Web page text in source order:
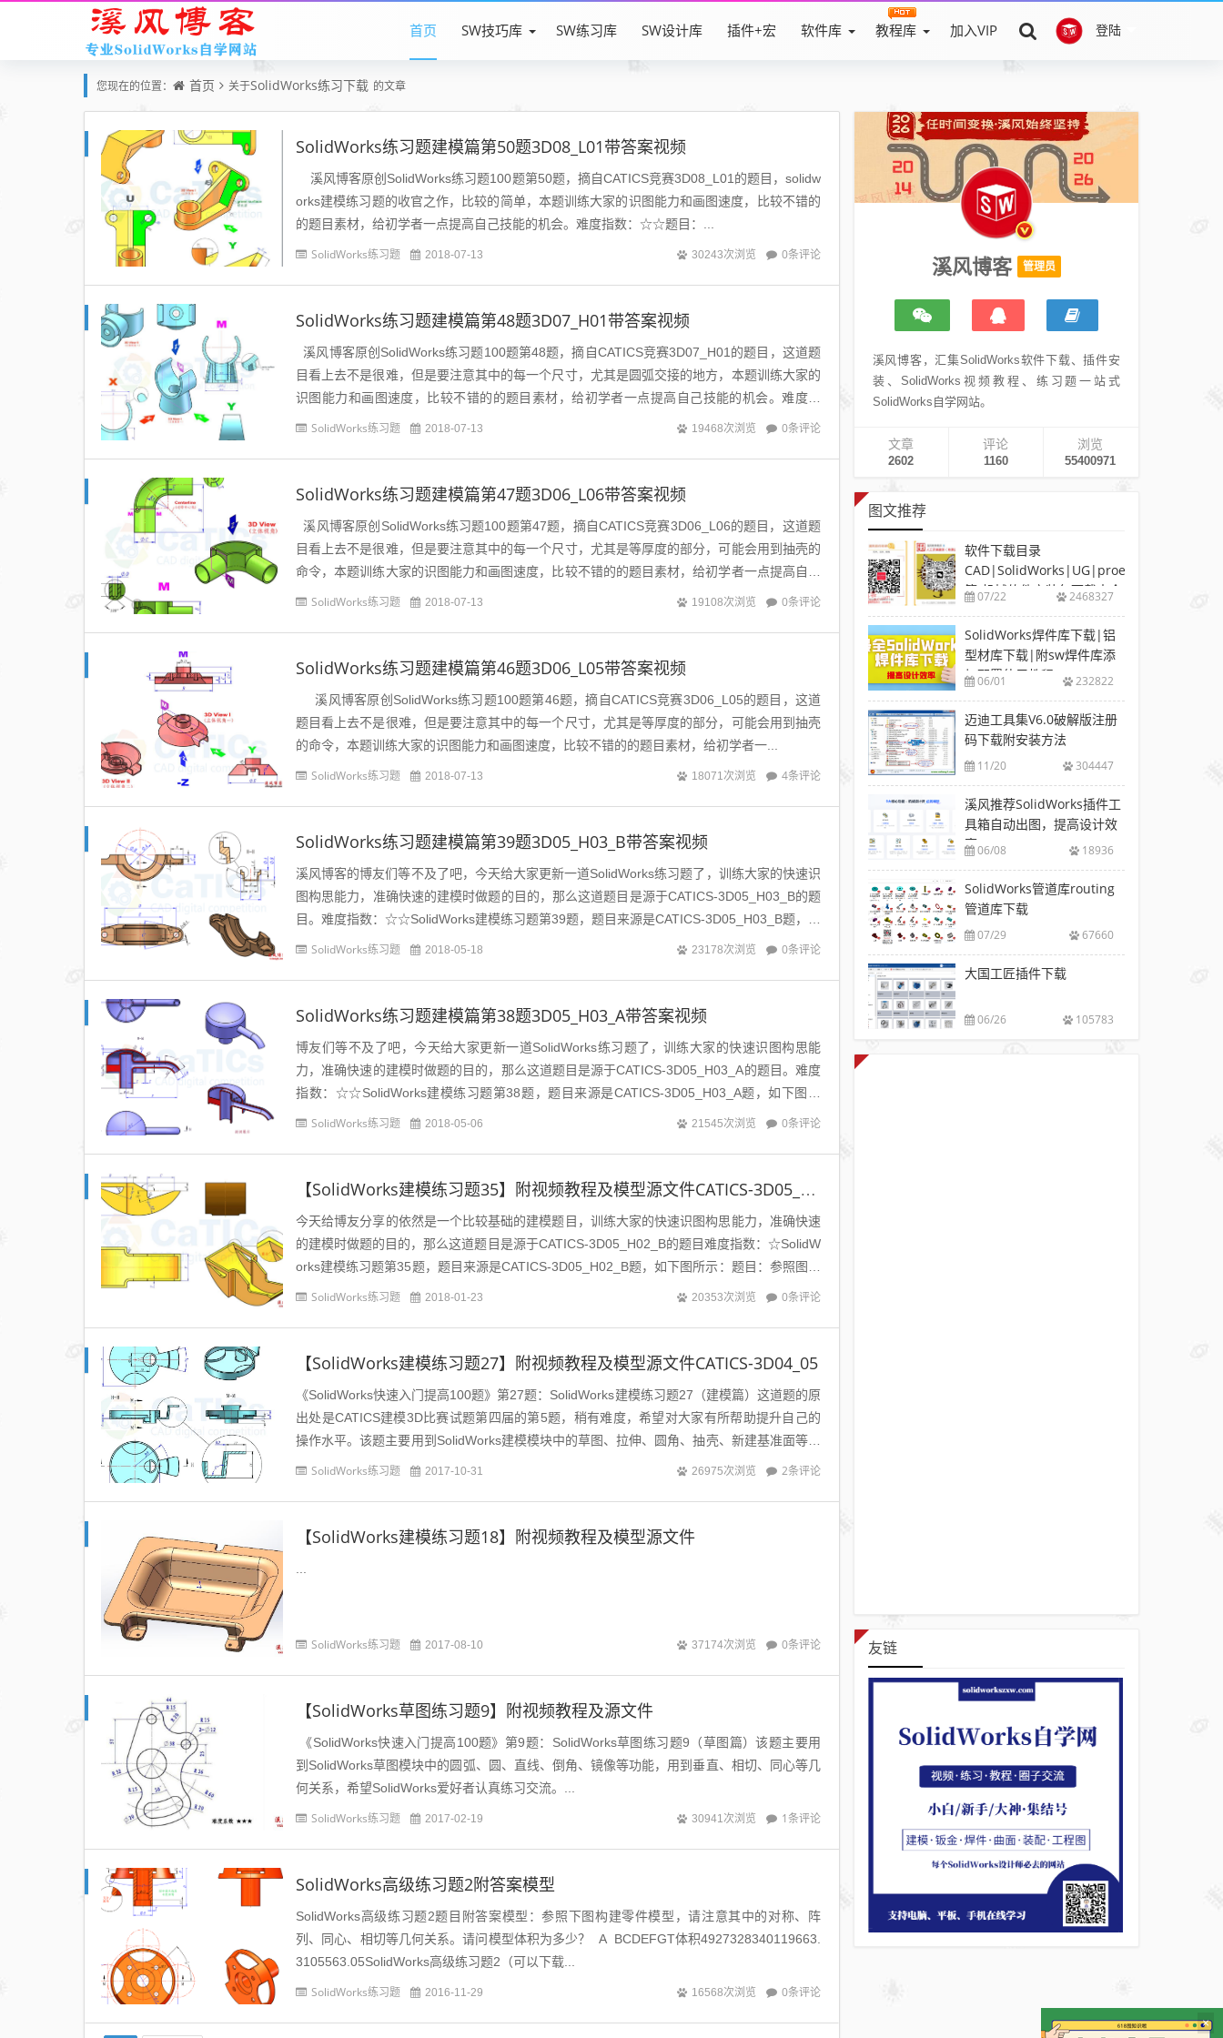
登陆
首页 SW技巧库 SW练习库 SW设计库 插件+宏 软件库 教程库 加入VIP
您现在的位置： 首页 关于SolidWorks练习下载 的文章
SolidWorks练习题建模篇第50题3D08_L01带答案视频
溪风博客原创SolidWorks练习题100题第50题，摘自CATICS竞赛3D08_L01的题目，solidw
orks建模练习题的收官之作，比较的简单，本题训练大家的识图能力和画图速度，比较不错的
的题目素材，给初学者一点提高自己技能的机会。难度指数：☆☆题目：...
SolidWorks练习题 2018-07-13 30243次浏览 0条评论
SolidWorks练习题建模篇第48题3D07_H01带答案视频
溪风博客原创SolidWorks练习题100题第48题，摘自CATICS竞赛3D07_H01的题目，这道题
目看上去不是很难，但是要注意其中的每一个尺寸，尤其是圆弧交接的地方，本题训练大家的
识图能力和画图速度，比较不错的的题目素材，给初学者一点提高自己技能的机会。难度指
数：☆☆...
SolidWorks练习题 2018-07-13 19468次浏览 0条评论
SolidWorks练习题建模篇第47题3D06_L06带答案视频
溪风博客原创SolidWorks练习题100题第47题，摘自CATICS竞赛3D06_L06的题目，这道题
目看上去不是很难，但是要注意其中的每一个尺寸，尤其是等厚度的部分，可能会用到抽壳的
命令，本题训练大家的识图能力和画图速度，比较不错的的题目素材，给初学者一点提高自己
技能的...
SolidWorks练习题 2018-07-13 19108次浏览 0条评论
SolidWorks练习题建模篇第46题3D06_L05带答案视频
溪风博客原创SolidWorks练习题100题第46题，摘自CATICS竞赛3D06_L05的题目，这道
题目看上去不是很难，但是要注意其中的每一个尺寸，尤其是等厚度的部分，可能会用到抽壳
的命令，本题训练大家的识图能力和画图速度，比较不错的的题目素材，给初学者一...
SolidWorks练习题 2018-07-13 18071次浏览 4条评论
SolidWorks练习题建模篇第39题3D05_H03_B带答案视频
溪风博客的博友们等不及了吧，今天给大家更新一道SolidWorks练习题了，训练大家的快速识
图构思能力，准确快速的建模时做题的目的，那么这道题目是源于CATICS-3D05_H03_B的题
目。难度指数：☆☆SolidWorks建模练习题第39题，题目来源是CATICS-3D05_H03_B题，如
下图...SolidWorks练习题 2018-05-18 23178次浏览 0条评论
SolidWorks练习题建模篇第38题3D05_H03_A带答案视频
博友们等不及了吧，今天给大家更新一道SolidWorks练习题了，训练大家的快速识图构思能
力，准确快速的建模时做题的目的，那么这道题目是源于CATICS-3D05_H03_A的题目。难度
指数：☆☆SolidWorks建模练习题第38题，题目来源是CATICS-3D05_H03_A题，如下图所
示：题目...
SolidWorks练习题 2018-05-06 21545次浏览 0条评论
【SolidWorks建模练习题35】附视频教程及模型源文件CATICS-3D05_H02_B
今天给博友分享的依然是一个比较基础的建模题目，训练大家的快速识图构思能力，准确快速
的建模时做题的目的，那么这道题目是源于CATICS-3D05_H02_B的题目难度指数：☆SolidW
orks建模练习题第35题，题目来源是CATICS-3D05_H02_B题，如下图所示：题目：参照图构
建立体模型，注...
SolidWorks练习题 2018-01-23 20353次浏览 0条评论
【SolidWorks建模练习题27】附视频教程及模型源文件CATICS-3D04_05
《SolidWorks快速入门提高100题》第27题：SolidWorks建模练习题27（建模篇）这道题的原
出处是CATICS建模3D比赛试题第四届的第5题，稍有难度，希望对大家有所帮助提升自己的
操作水平。该题主要用到SolidWorks建模模块中的草图、拉伸、圆角、抽壳、新建基准面等特
征命令，希望...
SolidWorks练习题 2017-10-31 26975次浏览 2条评论
【SolidWorks建模练习题18】附视频教程及模型源文件
SolidWorks练习题 2017-08-10 37174次浏览 0条评论
【SolidWorks草图练习题9】附视频教程及源文件
《SolidWorks快速入门提高100题》第9题：SolidWorks草图练习题9（草图篇）该题主要用
到SolidWorks草图模块中的圆弧、圆、直线、倒角、镜像等功能，用到垂直、相切、同心等几
何关系，希望SolidWorks爱好者认真练习交流。...
SolidWorks练习题 2017-02-19 30941次浏览 1条评论
SolidWorks高级练习题2附答案模型
SolidWorks高级练习题2题目附答案模型：参照下图构建零件模型，请注意其中的对称、阵
列、同心、相切等几何关系。请问模型体积为多少？ A BCDEFGT体积4927328340119663.
3105563.05SolidWorks高级练习题2（可以下载...
SolidWorks练习题 2016-11-29 16568次浏览 0条评论
溪风博客 管理员
溪风博客，汇集SolidWorks软件下载、插件安
装、SolidWorks视频教程、练习题一站式
SolidWorks自学网站。
文章
2602
评论
1160
浏览
55400971
图文推荐
软件下载目录
CAD|SolidWorks|UG|proe
等-机械软件安装包下载大全
07/22 2468327
SolidWorks焊件库下载|铝
型材库下载|附sw焊件库添
加配置使用教程
06/01 232822
迈迪工具集V6.0破解版注册
码下载附安装方法
11/20 304447
溪风推荐SolidWorks插件工
具箱自动出图，提高设计效
率06/08 18936
SolidWorks管道库routing
管道库下载
07/29 67660
大国工匠插件下载
06/26 105783
友链
×